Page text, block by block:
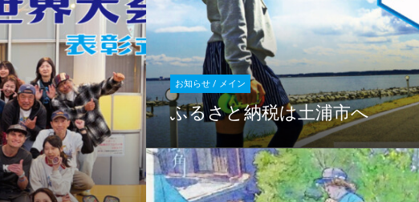
お知らせ / メイン
ふるさと納税は土浦市へ